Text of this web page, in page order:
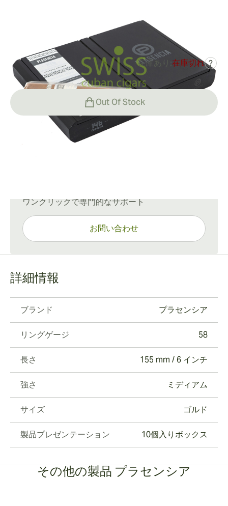
¥14,523でした¥22,343-35%
在庫あり:在庫切れ ?
Out Of Stock
配送情報
ワンクリックで専門的なサポート
お問い合わせ
詳細情報
ブランド プラセンシア
リングゲージ 58
長さ 155 mm / 6 インチ
強さ ミディアム
サイズ ゴルド
製品プレゼンテーション 10個入りボックス
その他の製品 プラセンシア